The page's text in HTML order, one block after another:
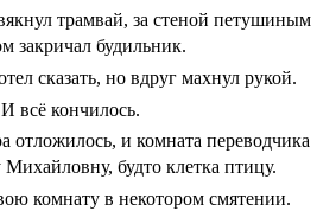
трамвай, за стеной петушиным
закричал будильник.
сказать, но вдруг махнул рукой.
И всё кончилось.
отложилось, и комната переводчика
будто клетка птицу.
комнату в некотором смятении.